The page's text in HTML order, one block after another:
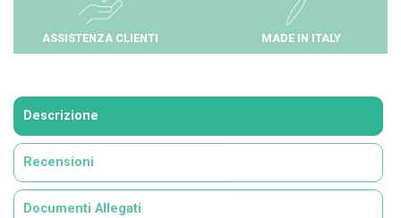
ASSISTENZA CLIENTI MADE IN ITALY
Descrizione
Recensioni
Documenti Allegati